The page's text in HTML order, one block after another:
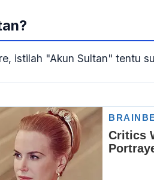
istilah "Akun Sultan" tentu